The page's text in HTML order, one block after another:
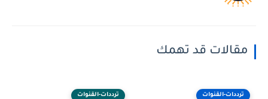
مقالات قد تهمك
ترددات-القنوات ترددات-القنوات